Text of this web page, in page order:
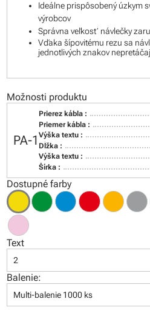
Ideálne prispôsobený úzkym
výrobcov
Správna veľkosť návlečky
Vďaka šípovitému rezu sa
jednotlivých znakov
Možnosti produktu
PA-1
Prierez kábla :
Priemer kábla :
Výška textu :
Dĺžka :
Výška textu :
Šírka :
Dostupné farby
Text
2
Balenie:
Multi-balenie 1000 ks